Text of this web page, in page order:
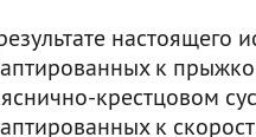
настоящего
к
крестцовом
к